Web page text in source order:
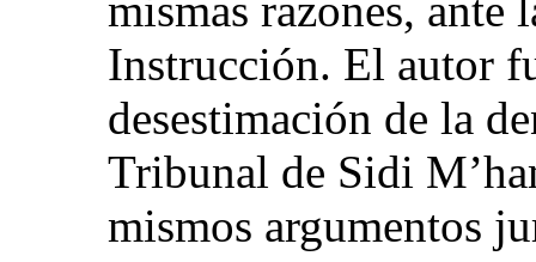
mismas razones, ante
Instrucción. El autor
desestimación de la
Tribunal de Sidi
mismos argumentos